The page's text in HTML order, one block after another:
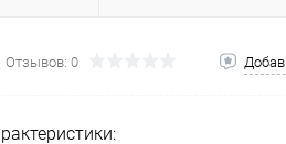
Отзывов: 0
банков
оплату